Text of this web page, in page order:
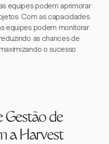
equipes podem aprimorar
Com as capacidades
equipes podem monitorar
as chances de
o sucesso.
Gestão de
a Harvest